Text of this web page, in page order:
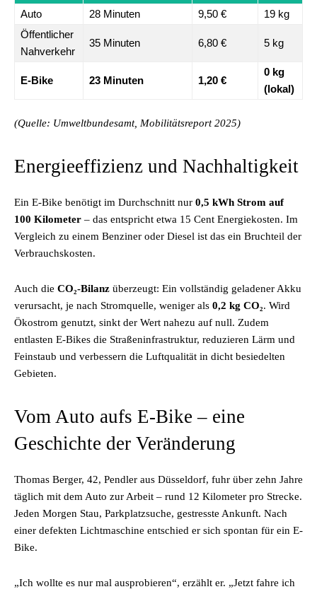
Auto
28 Minuten 9,50 €
19 kg
Öffentlicher
Nahverkehr
35 Minuten 6,80 € 5 kg
E-Bike 23 Minuten 1,20 €
0 kg
(lokal)
(Quelle: Umweltbundesamt, Mobilitätsreport 2025)
Energieeffizienz und Nachhaltigkeit
Ein E-Bike benötigt im Durchschnitt nur 0,5 kWh Strom auf
100 Kilometer – das entspricht etwa 15 Cent Energiekosten. Im
Vergleich zu einem Benziner oder Diesel ist das ein Bruchteil der
Verbrauchskosten.
Auch die CO₂-Bilanz überzeugt: Ein vollständig geladener Akku
verursacht, je nach Stromquelle, weniger als 0,2 kg CO₂. Wird
Ökostrom genutzt, sinkt der Wert nahezu auf null. Zudem
entlasten E-Bikes die Straßeninfrastruktur, reduzieren Lärm und
Feinstaub und verbessern die Luftqualität in dicht besiedelten
Gebieten.
Vom Auto aufs E-Bike – eine
Geschichte der Veränderung
Thomas Berger, 42, Pendler aus Düsseldorf, fuhr über zehn Jahre
täglich mit dem Auto zur Arbeit – rund 12 Kilometer pro Strecke.
Jeden Morgen Stau, Parkplatzsuche, gestresste Ankunft. Nach
einer defekten Lichtmaschine entschied er sich spontan für ein E-
Bike.
„Ich wollte es nur mal ausprobieren“, erzählt er. „Jetzt fahre ich